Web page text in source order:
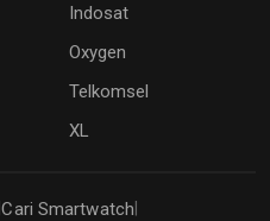
Indosat
Oxygen
Telkomsel
XL
|Cari Smartwatch